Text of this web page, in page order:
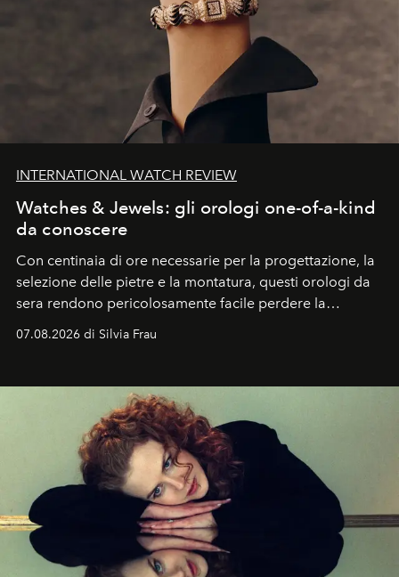
INTERNATIONAL WATCH REVIEW
Watches & Jewels: gli orologi one-of-a-kind
da conoscere
Con centinaia di ore necessarie per la progettazione, la
selezione delle pietre e la montatura, questi orologi da
sera rendono pericolosamente facile perdere la
cognizione del tempo. Ma con quadranti così
07.08.2026 di Silvia Frau